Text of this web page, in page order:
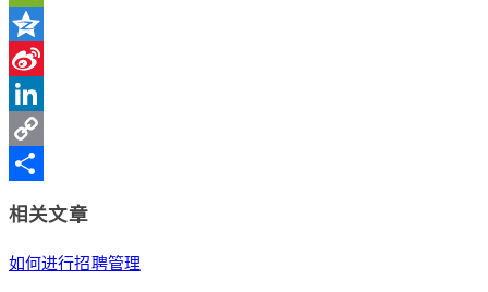
WeChat
Qzone
Sina
Weibo
LinkedIn
Copy
相关文章
如何进行招聘管理